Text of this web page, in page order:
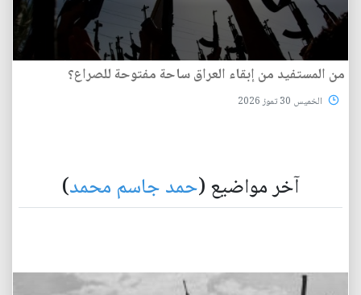
من المستفيد من إبقاء العراق ساحة مفتوحة للصراع؟
الخميس 30 تموز 2026
آخر مواضيع (حمد جاسم محمد)